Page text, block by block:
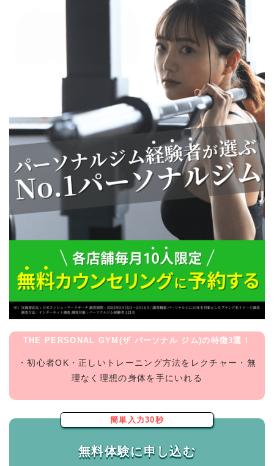
THE PERSONAL GYM(ザ パーソナル ジム)の特徴3選！
・初心者OK・正しいトレーニング方法をレクチャー・無
理なく理想の身体を手にいれる
簡単入力30秒
無料体験に申し込む